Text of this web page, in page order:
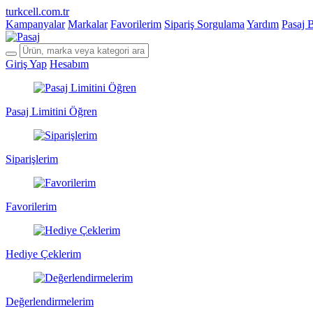
turkcell.com.tr
Kampanyalar Markalar Favorilerim Sipariş Sorgulama Yardım Pasaj
Giriş Yap Hesabım
Pasaj Limitini Öğren
Siparişlerim
Favorilerim
Hediye Çeklerim
Değerlendirmelerim